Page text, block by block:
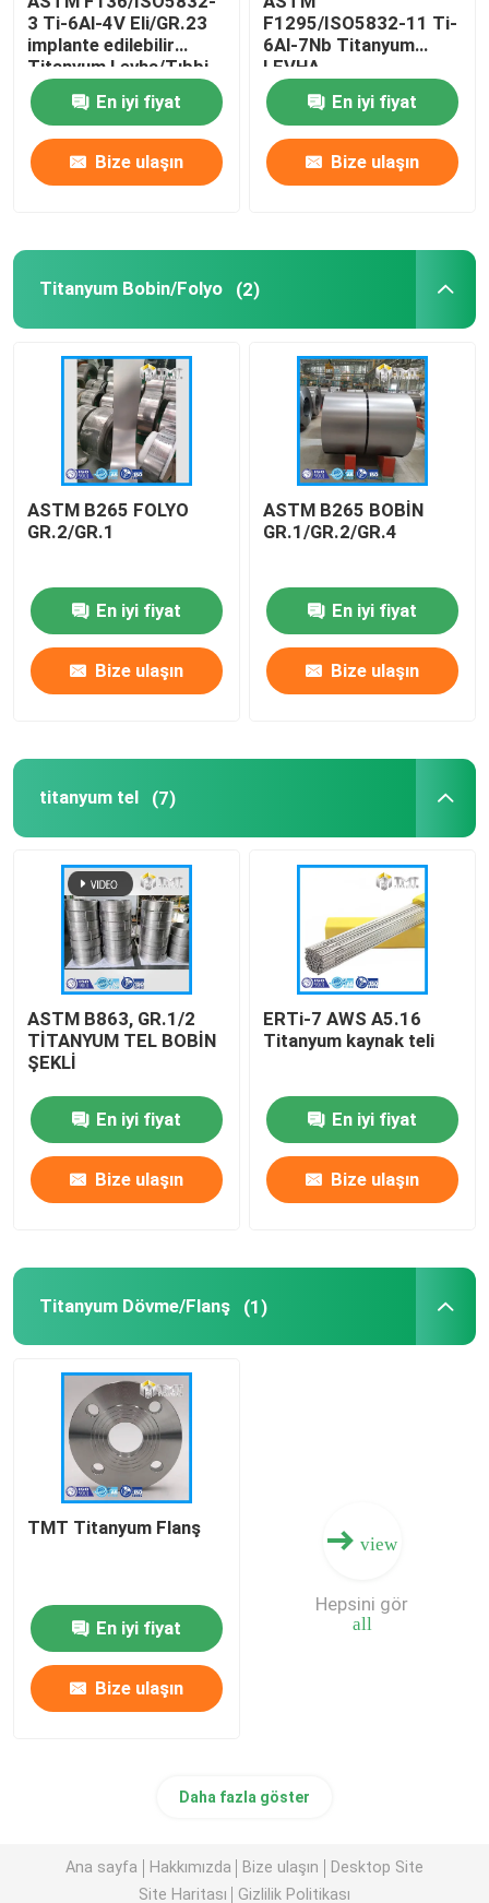
3 Ti-6Al-4V Eli/GR.23
implante edilebilir
Titanyum Levha/Tıbbi
Levha
En iyi fiyat
Bize ulaşın
F1295/ISO5832-11 Ti-
6Al-7Nb Titanyum
LEVHA
En iyi fiyat
Bize ulaşın
Titanyum Bobin/Folyo (2)
ASTM B265 FOLYO
GR.2/GR.1
En iyi fiyat
Bize ulaşın
ASTM B265 BOBİN
GR.1/GR.2/GR.4
En iyi fiyat
Bize ulaşın
titanyum tel (7)
ASTM B863, GR.1/2
TİTANYUM TEL BOBİN
ŞEKLİ
En iyi fiyat
Bize ulaşın
ERTi-7 AWS A5.16
Titanyum kaynak teli
En iyi fiyat
Bize ulaşın
Titanyum Dövme/Flanş (1)
TMT Titanyum Flanş
En iyi fiyat
Bize ulaşın
view
all
Hepsini gör
Daha fazla göster
Ana sayfa Hakkımızda Bize ulaşın
Desktop Site
Site Haritası
Gizlilik Politikası